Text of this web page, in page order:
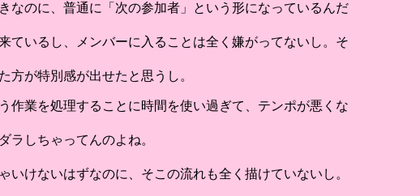
なのに、普通に「次の参加者」という形になっているんだ
ているし、メンバーに入ることは全く嫌がってないし。そ
方が特別感が出せたと思うし。
作業を処理することに時間を使い過ぎて、テンポが悪くな
ラしちゃってんのよね。
けないはずなのに、そこの流れも全く描けていないし。